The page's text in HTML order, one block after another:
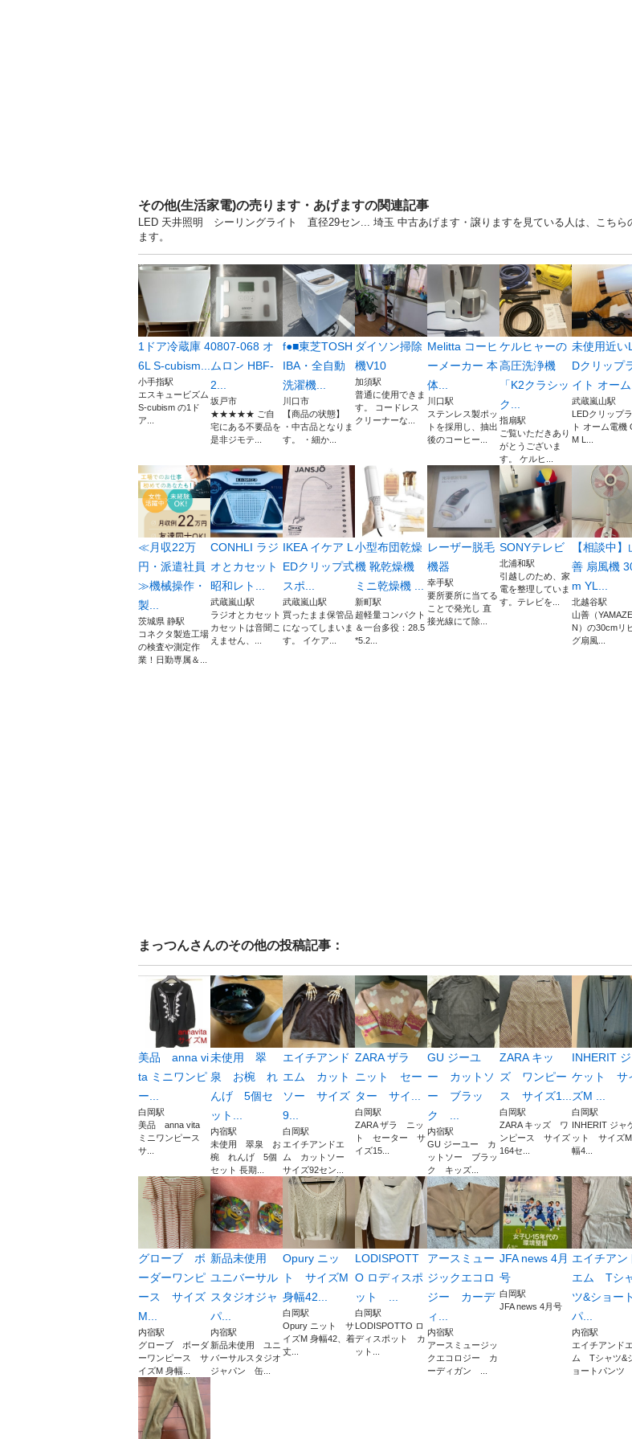
その他(生活家電)の売ります・あげますの関連記事
LED 天井照明 シーリングライト 直径29セン... 埼玉 中古あげます・譲りますを見ている人は、こちら
ます。
1ドア冷蔵庫 4
6L S-cubism...
小手指駅
エスキュービズム
S-cubism の1ド
ア...
0807-068 オ
ムロン HBF-
2...
坂戸市
★★★★★ ご自
宅にある不要品を
是非ジモテ...
f●■東芝TOSH
IBA・全自動
洗濯機...
川口市
【商品の状態】
・中古品となりま
す。 ・細か...
ダイソン掃除
機V10
加須駅
普通に使用できま
す。 コードレス
クリーナーな...
Melitta コーヒ
ーメーカー 本
体...
川口駅
ステンレス製ポッ
トを採用し、抽出
後のコーヒー...
ケルヒャーの
高圧洗浄機
「K2クラシッ
ク...
指扇駅
ご覧いただきあり
がとうございま
す。 ケルヒ...
未使用近い
Dクリップ
イト オーム
武蔵嵐山駅
LEDクリップ
ト オーム電機
M L...
≪月収22万
円・派遣社員
≫機械操作・
製...
茨城県 静駅
コネクタ製造工場
の検査や測定作
業！日勤専属＆...
CONHLI ラジ
オとカセット
昭和レト...
武蔵嵐山駅
ラジオとカセット
カセットは音聞こ
えません、...
IKEA イケア L
EDクリップ式
スポ...
武蔵嵐山駅
買ったまま保管品
になってしまいま
す。 イケア...
小型布団乾燥
機 靴乾燥機
ミニ乾燥機 ...
新町駅
超軽量コンパクト
＆一台多役：28.5
*5.2...
レーザー脱毛
機器
幸手駅
要所要所に当てる
ことで発光し 直
接光線にて除...
SONYテレビ
北浦和駅
引越しのため、家
電を整理していま
す。テレビを...
【相談中】
善 扇風機
m YL...
北越谷駅
山善（YAMAZE
N）の30cmリ
グ扇風...
まっつんさんのその他の投稿記事：
美品 anna vi
ta ミニワンピ
ー...
白岡駅
美品 anna vita
ミニワンピース
サ...
未使用 翠
泉 お椀 れ
んげ 5個セ
ット...
内宿駅
未使用 翠泉 お
椀 れんげ 5個
セット 長期...
エイチアンド
エム カット
ソー サイズ
9...
白岡駅
エイチアンドエ
ム カットソー
サイズ92セン...
ZARA ザラ
ニット セー
ター サイ...
白岡駅
ZARA ザラ ニッ
ト セーター サ
イズ15...
GU ジーユ
ー カットソ
ー ブラッ
ク ...
内宿駅
GU ジーユー カ
ットソー ブラッ
ク キッズ...
ZARA キッ
ズ ワンピー
ス サイズ1...
白岡駅
ZARA キッズ ワ
ンピース サイズ
164セ...
INHERIT ジ
ケット サ
ズM ...
白岡駅
INHERIT ジャ
ット サイズ
幅4...
グローブ ボ
ーダーワンピ
ース サイズ
M...
内宿駅
グローブ ボーダ
ーワンピース サ
イズM 身幅...
新品未使用
ユニバーサル
スタジオジャ
パ...
内宿駅
新品未使用 ユニ
バーサルスタジオ
ジャパン 缶...
Opury ニッ
ト サイズM
身幅42...
白岡駅
Opury ニット サ
イズM 身幅42、着
丈...
LODISPOTT
O ロディスポ
ット ...
白岡駅
LODISPOTTO ロ
ディスポット カ
ット...
アースミュー
ジックエコロ
ジー カーデ
ィ...
内宿駅
アースミュージッ
クエコロジー カ
ーディガン ...
JFA news 4月
号
白岡駅
JFA news 4月号
エイチアン
エム Tシ
ツ&ショート
パ...
内宿駅
エイチアンドエ
ム Tシャツ&
ョートパンツ